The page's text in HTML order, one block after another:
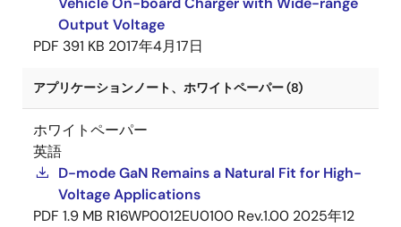
Output Voltage
PDF 391 KB 2017年4月17日
アプリケーションノート、ホワイトペーパー (8)
ホワイトペーパー
英語
D-mode GaN Remains a Natural Fit for High-
Voltage Applications
PDF 1.9 MB R16WP0012EU0100 Rev.1.00 2025年12